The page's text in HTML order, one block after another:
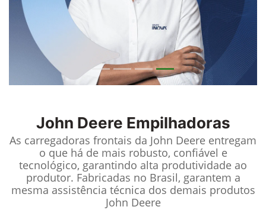
John Deere Empilhadoras
As carregadoras frontais da John Deere entregam
o que há de mais robusto, confiável e
tecnológico, garantindo alta produtividade ao
produtor. Fabricadas no Brasil, garantem a
mesma assistência técnica dos demais produtos
John Deere